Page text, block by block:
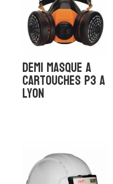
Demi masque a
cartouches P3 a
Lyon